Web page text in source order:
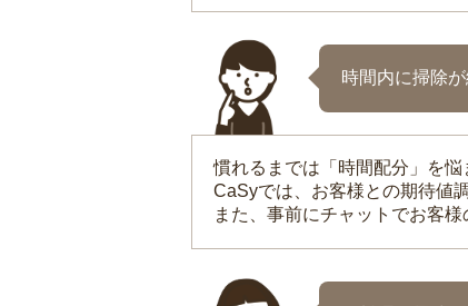
時間内に掃除
慣れるまでは「時間配分」を悩
CaSyでは、お客様との期待値
また、事前にチャットでお客